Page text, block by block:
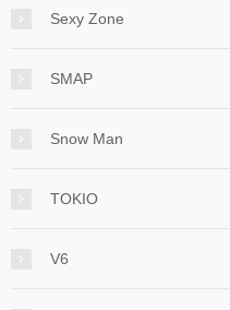
Sexy Zone
SMAP
Snow Man
TOKIO
V6